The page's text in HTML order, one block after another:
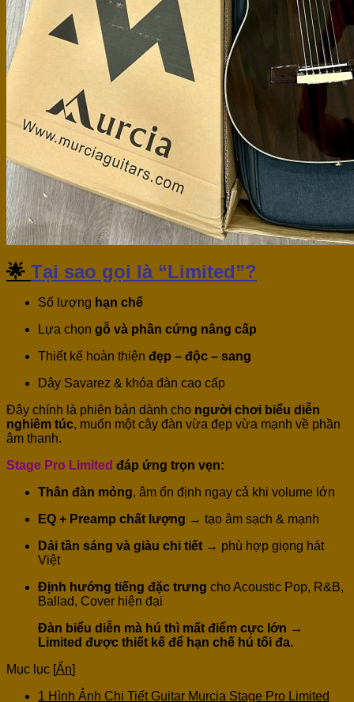
🌟 Tại sao gọi là “Limited”?
Số lượng hạn chế
Lựa chọn gỗ và phần cứng nâng cấp
Thiết kế hoàn thiện đẹp – độc – sang
Dây Savarez & khóa đàn cao cấp
Đây chính là phiên bản dành cho người chơi biểu diễn
nghiêm túc, muốn một cây đàn vừa đẹp vừa mạnh về phần
âm thanh.
Stage Pro Limited đáp ứng trọn vẹn:
Thân đàn mỏng, âm ổn định ngay cả khi volume lớn
EQ + Preamp chất lượng → tạo âm sạch & mạnh
Dải tần sáng và giàu chi tiết → phù hợp giọng hát
Việt
Định hướng tiếng đặc trưng cho Acoustic Pop, R&B,
Ballad, Cover hiện đại
Đàn biểu diễn mà hú thì mất điểm cực lớn →
Limited được thiết kế để hạn chế hú tối đa.
Mục lục [Ẩn]
1 Hình Ảnh Chi Tiết Guitar Murcia Stage Pro Limited